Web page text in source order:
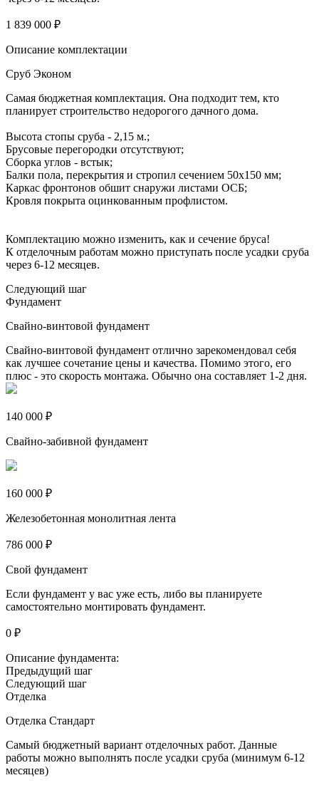
1 839 000 ₽
Описание комплектации
Сруб Эконом
Самая бюджетная комплектация. Она подходит тем, кто
планирует строительство недорогого дачного дома.
Высота стопы сруба - 2,15 м.;
Брусовые перегородки отсутствуют;
Сборка углов - встык;
Балки пола, перекрытия и стропил сечением 50х150 мм;
Каркас фронтонов обшит снаружи листами ОСБ;
Кровля покрыта оцинкованным профлистом.
Комплектацию можно изменить, как и сечение бруса!
К отделочным работам можно приступать после усадки сруба
через 6-12 месяцев.
Следующий шаг
Фундамент
Свайно-винтовой фундамент
Свайно-винтовой фундамент отлично зарекомендовал себя
как лучшее сочетание цены и качества. Помимо этого, его
плюс - это скорость монтажа. Обычно она составляет 1-2 дня.
140 000 ₽
Свайно-забивной фундамент
160 000 ₽
Железобетонная монолитная лента
786 000 ₽
Свой фундамент
Если фундамент у вас уже есть, либо вы планируете
самостоятельно монтировать фундамент.
0 ₽
Описание фундамента:
Предыдущий шаг
Следующий шаг
Отделка
Отделка Стандарт
Самый бюджетный вариант отделочных работ. Данные
работы можно выполнять после усадки сруба (минимум 6-12
месяцев)